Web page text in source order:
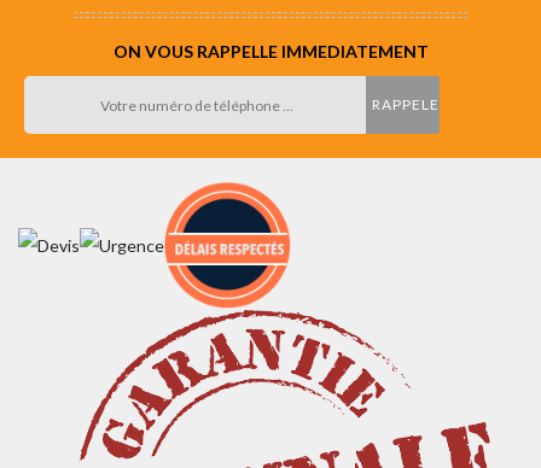
ON VOUS RAPPELLE IMMEDIATEMENT